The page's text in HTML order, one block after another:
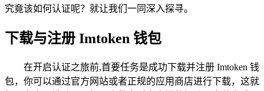
究竟该如何认证呢？就让我们一同深入探寻。
下载与注册 Imtoken 钱包
在开启认证之旅前,首要任务是成功下载并注册 Imtoken 钱
包，你可以通过官方网站或者正规的应用商店进行下载，这就